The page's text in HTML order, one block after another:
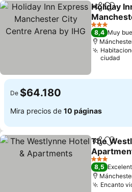
Compartir
Holiday
Arena by
3 Estrellas
8,4 Muy
ciudad
De $64.180
Mira precios de 10 páginas
Compartir
The
3 Estrellas
8,5
Encanto